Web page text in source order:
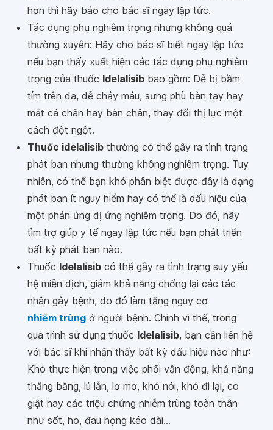
hơn thì hãy báo cho bác sĩ ngay lập tức.
Tác dụng phụ nghiêm trọng nhưng không quá
thường xuyên: Hãy cho bác sĩ biết ngay lập tức
nếu bạn thấy xuất hiện các tác dụng phụ nghiêm
trọng của thuốc Idelalisib bao gồm: Dễ bị bầm
tím trên da, dễ chảy máu, sưng phù bàn tay hay
mắt cá chân hay bàn chân, thay đổi thị lực một
cách đột ngột.
Thuốc idelalisib thường có thể gây ra tình trạng
phát ban nhưng thường không nghiêm trọng. Tuy
nhiên, có thể bạn khó phân biệt được đây là dạng
phát ban ít nguy hiểm hay có thể là dấu hiệu của
một phản ứng dị ứng nghiêm trọng. Do đó, hãy
tìm trợ giúp y tế ngay lập tức nếu bạn phát triển
bất kỳ phát ban nào.
Thuốc Idelalisib có thể gây ra tình trạng suy yếu
hệ miễn dịch, giảm khả năng chống lại các tác
nhân gây bệnh, do đó làm tăng nguy cơ
nhiễm trùng ở người bệnh. Chính vì thế, trong
quá trình sử dụng thuốc Idelalisib, bạn cần liên hệ
với bác sĩ khi nhận thấy bất kỳ dấu hiệu nào như:
Khó thực hiện trong việc phối vận động, khả năng
thăng bằng, lú lẫn, lơ mơ, khó nói, khó đi lại, co
giật hay các triệu chứng nhiễm trùng toàn thân
như sốt, ho, đau họng kéo dài...